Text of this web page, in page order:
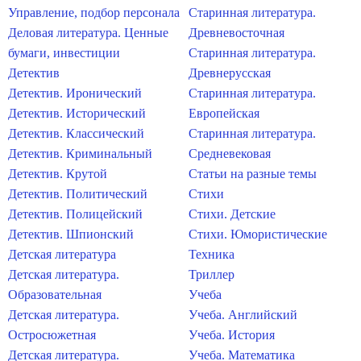
Управление, подбор персонала
Деловая литература. Ценные
бумаги, инвестиции
Детектив
Детектив. Иронический
Детектив. Исторический
Детектив. Классический
Детектив. Криминальный
Детектив. Крутой
Детектив. Политический
Детектив. Полицейский
Детектив. Шпионский
Детская литература
Детская литература.
Образовательная
Детская литература.
Остросюжетная
Детская литература.
Старинная литература.
Древневосточная
Старинная литература.
Древнерусская
Старинная литература.
Европейская
Старинная литература.
Средневековая
Статьи на разные темы
Стихи
Стихи. Детские
Стихи. Юмористические
Техника
Триллер
Учеба
Учеба. Английский
Учеба. История
Учеба. Математика